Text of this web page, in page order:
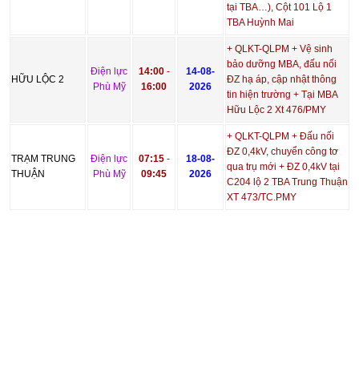
tại TBA…), Cột 101 Lộ 1
TBA Huỳnh Mai
HỮU LỘC 2
Điện lực
Phù Mỹ
14:00-
16:00
14-08-
2026
+ QLKT-QLPM + Vệ sinh
bảo dưỡng MBA, đấu nối
ĐZ hạ áp, cập nhật thông
tin hiện trường + Tại MBA
Hữu Lộc 2 Xt 476/PMY
TRẠM TRUNG
THUẬN
Điện lực
Phù Mỹ
07:15-
09:45
18-08-
2026
+ QLKT-QLPM + Đấu nối
ĐZ 0,4kV, chuyển công tơ
qua trụ mới + ĐZ 0,4kV tại
C204 lộ 2 TBA Trung Thuận
XT 473/TC.PMY